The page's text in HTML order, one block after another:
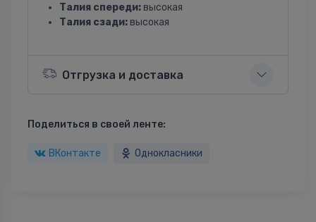
Талия спереди: высокая
Талия сзади: высокая
Отгрузка и доставка
Поделиться в своей ленте:
ВКонтакте Однокласники